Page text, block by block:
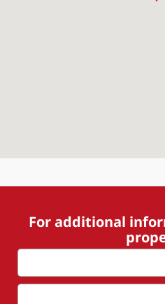
For additional